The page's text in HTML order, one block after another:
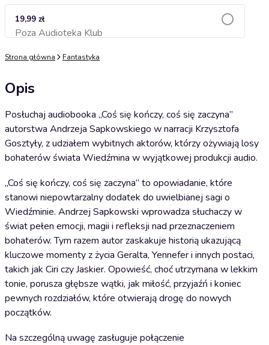
19,99 zł
Poza Audioteka KlubDodaj do koszyka
Strona główna Fantastyka
Opis
Posłuchaj audiobooka „Coś się kończy, coś się zaczyna”
autorstwa Andrzeja Sapkowskiego w narracji Krzysztofa
Gosztyły, z udziałem wybitnych aktorów, którzy ożywiają losy
bohaterów świata Wiedźmina w wyjątkowej produkcji audio.
„Coś się kończy, coś się zaczyna” to opowiadanie, które
stanowi niepowtarzalny dodatek do uwielbianej sagi o
Wiedźminie. Andrzej Sapkowski wprowadza słuchaczy w
świat pełen emocji, magii i refleksji nad przeznaczeniem
bohaterów. Tym razem autor zaskakuje historią ukazującą
kluczowe momenty z życia Geralta, Yennefer i innych postaci,
takich jak Ciri czy Jaskier. Opowieść, choć utrzymana w lekkim
tonie, porusza głębsze wątki, jak miłość, przyjaźń i koniec
pewnych rozdziałów, które otwierają drogę do nowych
początków.
Na szczególną uwagę zasługuje połączenie